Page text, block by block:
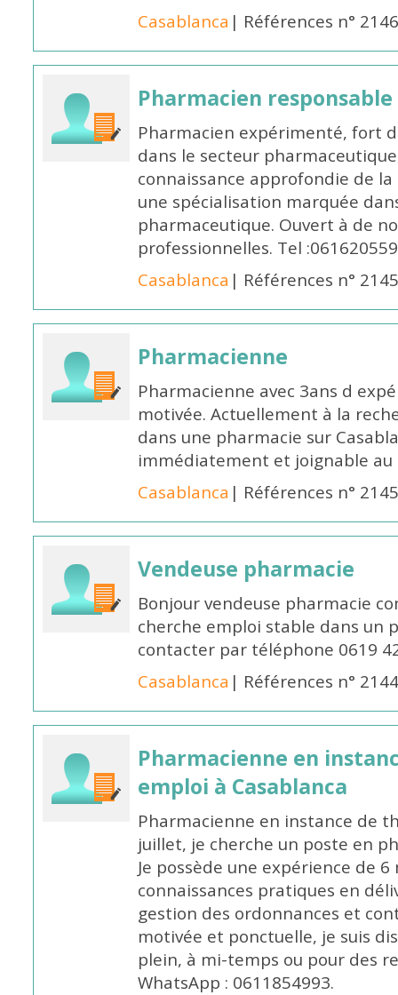
Casablanca | Références n°
Pharmacien responsable
Pharmacien expérimenté, fort
dans le secteur
connaissance approfondie de
une spécialisation marquée
pharmaceutique. Ouvert à de
professionnelles. Tel
Casablanca | Références n°
Pharmacienne
Pharmacienne avec 3ans d
motivée. Actuellement à la
dans une pharmacie sur
immédiatement et joignable au
Casablanca | Références n°
Vendeuse pharmacie
Bonjour vendeuse pharmacie
cherche emploi stable dans un
contacter par téléphone 0619
Casablanca | Références n°
Pharmacienne en
emploi à Casablanca
Pharmacienne en instance de
juillet, je cherche un poste en
Je possède une expérience de
connaissances pratiques en
gestion des ordonnances et
motivée et ponctuelle, je suis
plein, à mi-temps ou pour des
WhatsApp : 0611854993.